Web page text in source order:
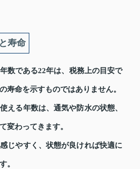
寿命
数である22年は、税務上の目安で
寿命を示すものではありません。
える年数は、通気や防水の状態、
変わってきます。
じやすく、状態が良ければ快適に
。